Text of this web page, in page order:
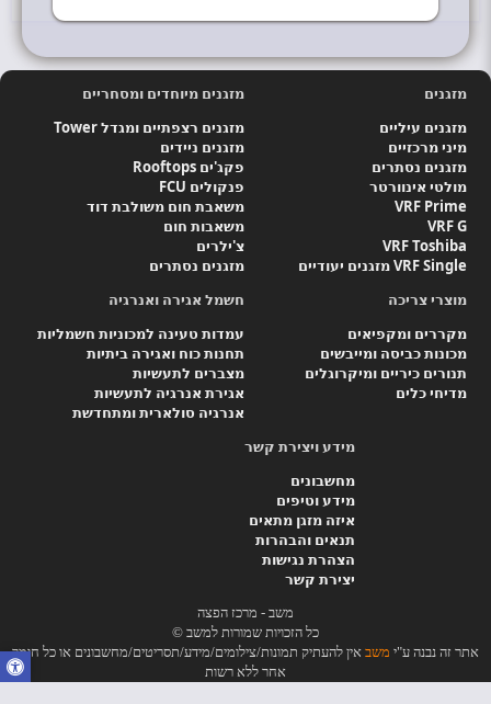
מזגנים
מזגנים עיליים
מיני מרכזיים
מזגנים נסתרים
מולטי אינוורטר
VRF Prime
VRF G
VRF Toshiba
VRF Single מזגנים יעודיים
מזגנים מיוחדים ומסחריים
מזגנים רצפתיים ומגדל Tower
מזגנים ניידים
פקג'ים Rooftops
פנקולים FCU
משאבת חום משולבת דוד
משאבות חום
צ'ילרים
מזגנים נסתרים
מוצרי צריכה
מקררים ומקפיאים
מכונות כביסה ומייבשים
תנורים כיריים ומיקרוגלים
מדיחי כלים
חשמל אגירה ואנרגיה
עמדות טעינה למכוניות חשמליות
תחנות כוח ואגירה ביתיות
מצברים לתעשיות
אגירת אנרגיה לתעשיות
אנרגיה סולארית ומתחדשת
מידע ויצירת קשר
מחשבונים
מידע וטיפים
איזה מזגן מתאים
תנאים והבהרות
הצהרת נגישות
יצירת קשר
משב - מרכז הפצה
כל הזכויות שמורות למשב ©
אתר זה נבנה ע"י משב אין להעתיק תמונות/צילומים/מידע/תסריטים/מחשבונים או כל חומר
אחר ללא רשות